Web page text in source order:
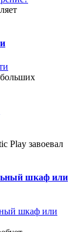
Play завоевал
шкаф или